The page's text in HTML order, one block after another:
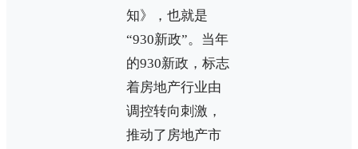
知》，也就是
“930新政”。当年
的930新政，标志
着房地产行业由
调控转向刺激，
推动了房地产市